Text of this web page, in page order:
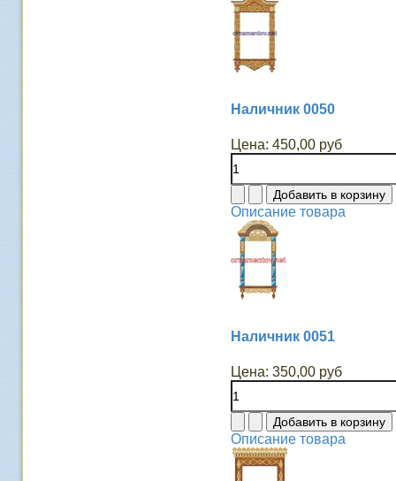
Наличник 0050
Цена: 450,00 руб
Описание товара
Наличник 0051
Цена: 350,00 руб
Описание товара